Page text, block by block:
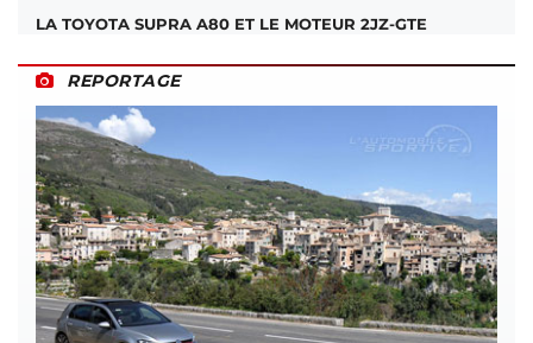
LA TOYOTA SUPRA A80 ET LE MOTEUR 2JZ-GTE
REPORTAGE